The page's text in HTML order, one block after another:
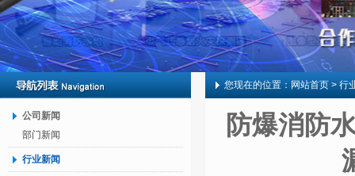
公司新闻
部门新闻
行业新闻
您现在的位置： 网站首页 > 行
防爆消防